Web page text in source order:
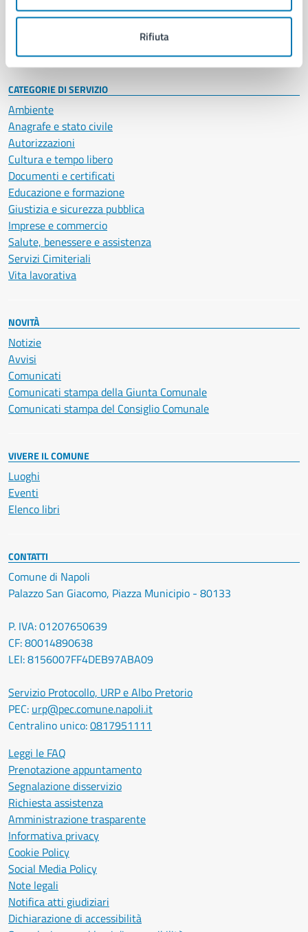
Rifiuta
Personale amministrativo
Intranet, posta aziendale e protocollo
CATEGORIE DI SERVIZIO
Ambiente
Anagrafe e stato civile
Autorizzazioni
Cultura e tempo libero
Documenti e certificati
Educazione e formazione
Giustizia e sicurezza pubblica
Imprese e commercio
Salute, benessere e assistenza
Servizi Cimiteriali
Vita lavorativa
NOVITÀ
Notizie
Avvisi
Comunicati
Comunicati stampa della Giunta Comunale
Comunicati stampa del Consiglio Comunale
VIVERE IL COMUNE
Luoghi
Eventi
Elenco libri
CONTATTI
Comune di Napoli
Palazzo San Giacomo, Piazza Municipio - 80133
P. IVA: 01207650639
CF: 80014890638
LEI: 8156007FF4DEB97ABA09
Servizio Protocollo, URP e Albo Pretorio
PEC: urp@pec.comune.napoli.it
Centralino unico:0817951111
Leggi le FAQ
Prenotazione appuntamento
Segnalazione disservizio
Richiesta assistenza
Amministrazione trasparente
Informativa privacy
Cookie Policy
Social Media Policy
Note legali
Notifica atti giudiziari
Dichiarazione di accessibilità